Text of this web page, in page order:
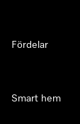
Fördelar
Smart hem